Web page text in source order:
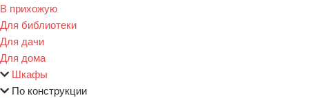
В прихожую
Для библиотеки
Для дачи
Для дома
Шкафы
По конструкции